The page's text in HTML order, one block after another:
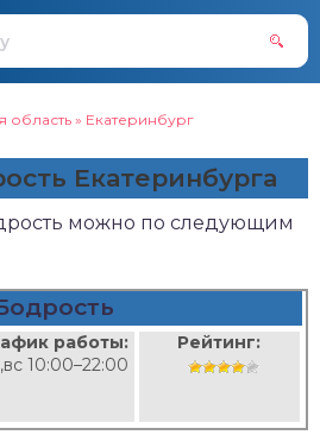
область » Екатеринбург
Екатеринбурга
можно по следующим
работы:
10:00–22:00
Рейтинг: